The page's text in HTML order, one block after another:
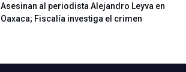
Asesinan al periodista Alejandro Leyva en
Oaxaca; Fiscalía investiga el crimen